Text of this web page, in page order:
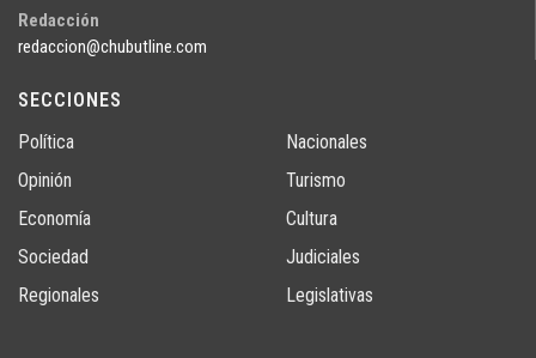
Redacción
redaccion@chubutline.com
SECCIONES
Política
Opinión
Economía
Sociedad
Regionales
Nacionales
Turismo
Cultura
Judiciales
Legislativas